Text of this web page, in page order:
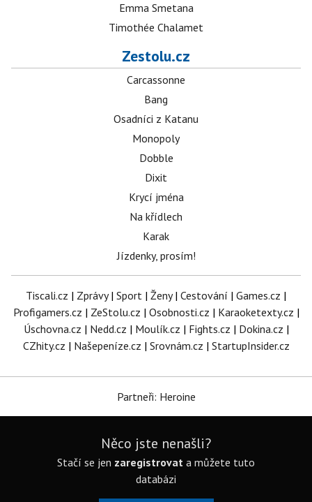
Emma Smetana
Timothée Chalamet
Zestolu.cz
Carcassonne
Bang
Osadníci z Katanu
Monopoly
Dobble
Dixit
Krycí jména
Na křídlech
Karak
Jízdenky, prosím!
Tiscali.cz | Zprávy| Sport | Ženy| Cestování | Games.cz |
Profigamers.cz | ZeStolu.cz | Osobnosti.cz | Karaoketexty.cz |
Úschovna.cz | Nedd.cz | Moulík.cz | Fights.cz | Dokina.cz |
CZhity.cz | Našepeníze.cz | Srovnám.cz | StartupInsider.cz
Partneři: Heroine
Něco jste nenašli?
Stačí se jen zaregistrovat a můžete tuto
databázi